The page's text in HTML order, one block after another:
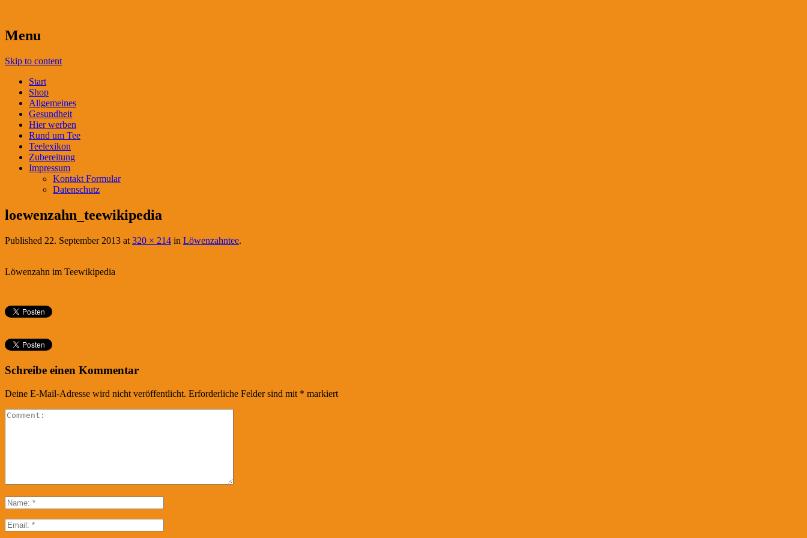
Menu
Skip to content
Start
Shop
Allgemeines
Gesundheit
Hier werben
Rund um Tee
Teelexikon
Zubereitung
Impressum
Kontakt Formular
Datenschutz
loewenzahn_teewikipedia
Published 22. September 2013 at 320 × 214 in Löwenzahntee.
Löwenzahn im Teewikipedia
Schreibe einen Kommentar
Deine E-Mail-Adresse wird nicht veröffentlicht. Erforderliche Felder sind mit * markiert